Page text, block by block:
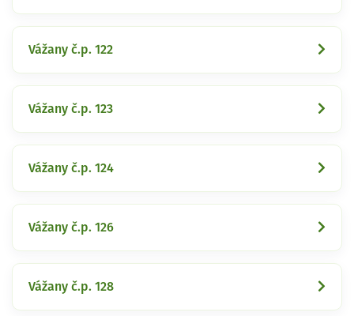
Vážany č.p. 122
Vážany č.p. 123
Vážany č.p. 124
Vážany č.p. 126
Vážany č.p. 128